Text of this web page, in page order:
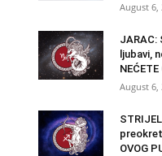
August 6,
JARAC:
ljubavi,
August 6,
OVOG